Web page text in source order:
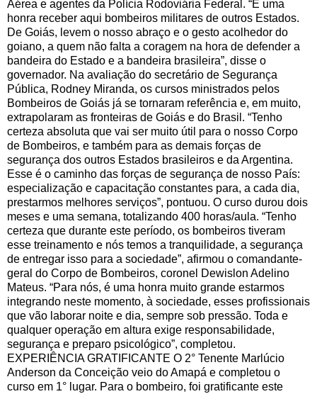
Aérea e agentes da Polícia Rodoviária Federal. “É uma
honra receber aqui bombeiros militares de outros Estados.
De Goiás, levem o nosso abraço e o gesto acolhedor do
goiano, a quem não falta a coragem na hora de defender a
bandeira do Estado e a bandeira brasileira”, disse o
governador. Na avaliação do secretário de Segurança
Pública, Rodney Miranda, os cursos ministrados pelos
Bombeiros de Goiás já se tornaram referência e, em muito,
extrapolaram as fronteiras de Goiás e do Brasil. “Tenho
certeza absoluta que vai ser muito útil para o nosso Corpo
de Bombeiros, e também para as demais forças de
segurança dos outros Estados brasileiros e da Argentina.
Esse é o caminho das forças de segurança de nosso País:
especialização e capacitação constantes para, a cada dia,
prestarmos melhores serviços”, pontuou. O curso durou dois
meses e uma semana, totalizando 400 horas/aula. “Tenho
certeza que durante este período, os bombeiros tiveram
esse treinamento e nós temos a tranquilidade, a segurança
de entregar isso para a sociedade”, afirmou o comandante-
geral do Corpo de Bombeiros, coronel Dewislon Adelino
Mateus. “Para nós, é uma honra muito grande estarmos
integrando neste momento, à sociedade, esses profissionais
que vão laborar noite e dia, sempre sob pressão. Toda e
qualquer operação em altura exige responsabilidade,
segurança e preparo psicológico”, completou.
EXPERIÊNCIA GRATIFICANTE O 2° Tenente Marlúcio
Anderson da Conceição veio do Amapá e completou o
curso em 1° lugar. Para o bombeiro, foi gratificante este